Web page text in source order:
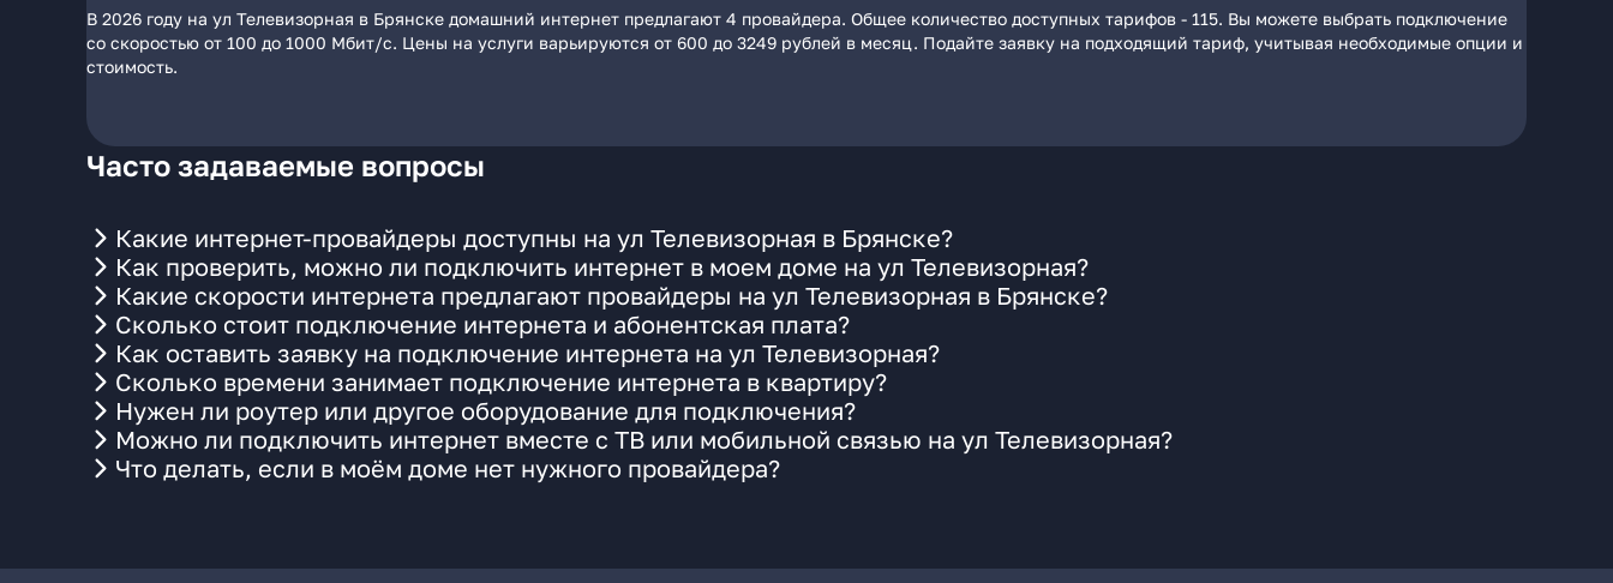
В 2026 году на ул Телевизорная в Брянске домашний интернет предлагают 4 провайдера. Общее количество доступных тарифов - 115. Вы можете выбрать подключение
со скоростью от 100 до 1000 Мбит/с. Цены на услуги варьируются от 600 до 3249 рублей в месяц. Подайте заявку на подходящий тариф, учитывая необходимые опции и
стоимость.
Часто задаваемые вопросы
Какие интернет-провайдеры доступны на ул Телевизорная в Брянске?
Как проверить, можно ли подключить интернет в моем доме на ул Телевизорная?
Какие скорости интернета предлагают провайдеры на ул Телевизорная в Брянске?
Сколько стоит подключение интернета и абонентская плата?
Как оставить заявку на подключение интернета на ул Телевизорная?
Сколько времени занимает подключение интернета в квартиру?
Нужен ли роутер или другое оборудование для подключения?
Можно ли подключить интернет вместе с ТВ или мобильной связью на ул Телевизорная?
Что делать, если в моём доме нет нужного провайдера?